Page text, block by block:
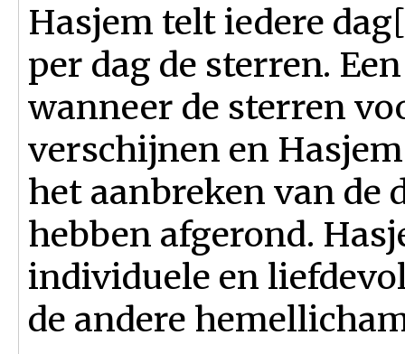
Hasjem telt iedere
per dag de sterren.
wanneer de sterren
verschijnen en
het aanbreken van de
hebben afgerond.
individuele en
de andere